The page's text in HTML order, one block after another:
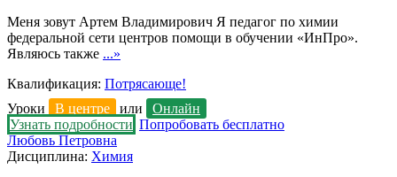
Меня зовут Артем Владимирович Я педагог по химии
федеральной сети центров помощи в обучении «ИнПро».
Являюсь также ...»
Квалификация: Потрясающе!
Уроки
В центре или
Онлайн
Узнать подробности Попробовать бесплатно
Любовь Петровна
Дисциплина: Химия